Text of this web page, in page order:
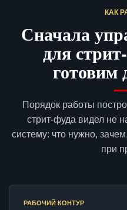
КАК
Сначала
для
готовим
Порядок работы
стрит-фуда видел не
систему: что нужно,
при
РАБОЧИЙ КОНТУР